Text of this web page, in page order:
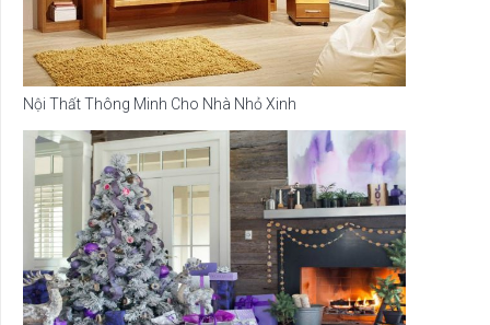
Nội Thất Thông Minh Cho Nhà Nhỏ Xinh